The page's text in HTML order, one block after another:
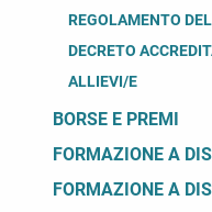
REGOLAMENTO
DECRETO
ALLIEVI/E
BORSE E PREMI
FORMAZIONE A
FORMAZIONE A